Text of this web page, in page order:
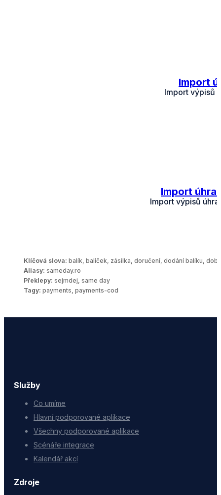
Import
Import výpisů
Import
Import výpisů
Klíčová slova: balík, balíček, zásilka, doručení, dodání balíku,
Aliasy: sameday.ro
Překlepy: sejmdej, same day
Tagy: payments, payments-cod
Služby
Co umíme
Hlavní podporované aplikace
Všechny podporované aplikace
Scénáře integrace
Kalendář akcí
Zdroje